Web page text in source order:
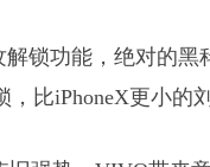
锁功能，绝对的
比iPhoneX更小的